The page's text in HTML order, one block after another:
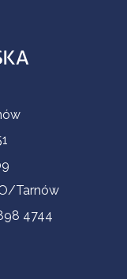
Tarnów
4744